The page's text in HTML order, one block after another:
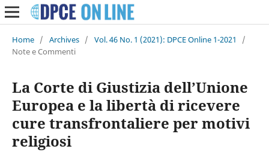
Home / Archives / Vol. 46 No. 1 (2021): DPCE Online 1-2021
/
Note e Commenti
La Corte di Giustizia dell’Unione
Europea e la libertà di ricevere
cure transfrontaliere per motivi
religiosi